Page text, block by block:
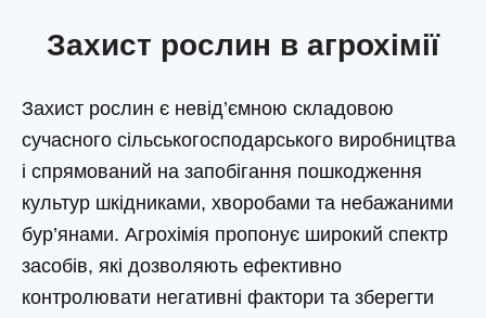
Захист рослин в агрохімії
Захист рослин є невід’ємною складовою
сучасного сільськогосподарського виробництва
і спрямований на запобігання пошкодження
культур шкідниками, хворобами та небажаними
бур’янами. Агрохімія пропонує широкий спектр
засобів, які дозволяють ефективно
контролювати негативні фактори та зберегти